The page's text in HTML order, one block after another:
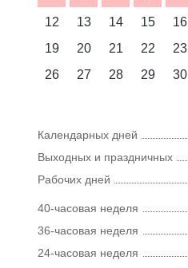
12
13 14 15 16
19
20 21 22 23
26
27 28 29 30
Календарных дней
Выходных и праздничных
Рабочих дней
40-часовая неделя
36-часовая неделя
24-часовая неделя